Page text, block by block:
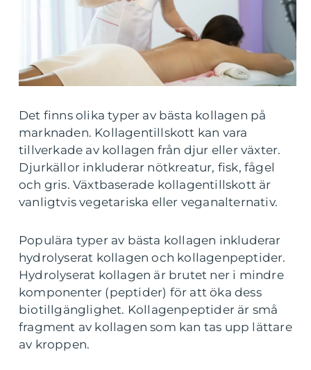
Det finns olika typer av bästa kollagen på
marknaden. Kollagentillskott kan vara
tillverkade av kollagen från djur eller växter.
Djurkällor inkluderar nötkreatur, fisk, fågel
och gris. Växtbaserade kollagentillskott är
vanligtvis vegetariska eller veganalternativ.
Populära typer av bästa kollagen inkluderar
hydrolyserat kollagen och kollagenpeptider.
Hydrolyserat kollagen är brutet ner i mindre
komponenter (peptider) för att öka dess
biotillgänglighet. Kollagenpeptider är små
fragment av kollagen som kan tas upp lättare
av kroppen.